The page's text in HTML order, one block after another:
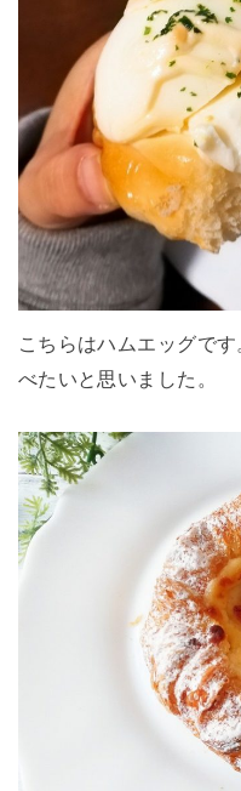
こちらはハムエッグで
べたいと思いました。